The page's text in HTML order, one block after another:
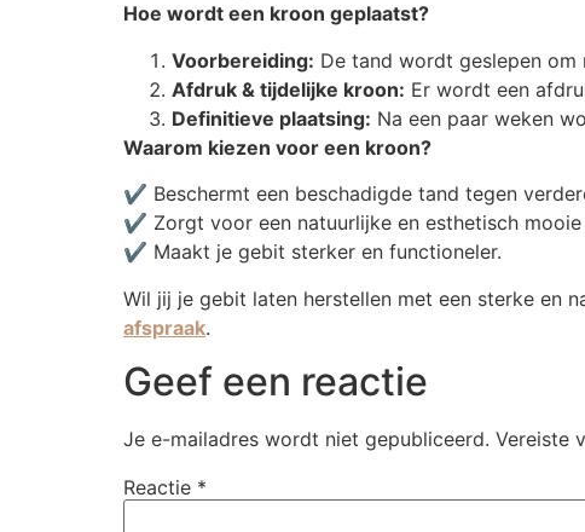
Hoe wordt een kroon geplaatst?
Voorbereiding: De tand wordt geslepen
Afdruk & tijdelijke kroon: Er wordt een
Definitieve plaatsing: Na een paar weken
Waarom kiezen voor een kroon?
✔ Beschermt een beschadigde tand tegen
✔ Zorgt voor een natuurlijke en esthetisch mooie
✔ Maakt je gebit sterker en functioneler.
Wil jij je gebit laten herstellen met een sterke en
afspraak.
Geef een reactie
Je e-mailadres wordt niet gepubliceerd. Vereiste
Reactie *